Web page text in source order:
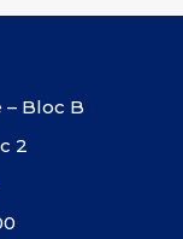
Bloc B
2